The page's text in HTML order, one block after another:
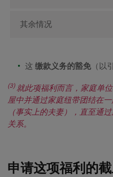
其余情况
这 缴款义务的豁免 （以
(3)就此项福利而言，家庭单
屋中并通过家庭纽带团结在
（事实上的夫妻），直至通
关系。
申请这项福利的